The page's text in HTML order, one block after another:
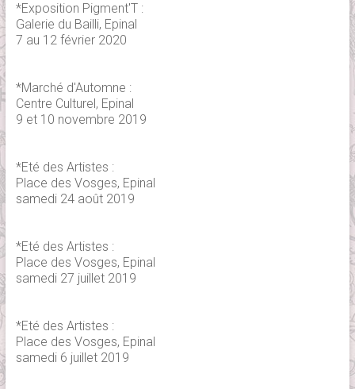
*Exposition Pigment'T :
Galerie du Bailli, Epinal
7 au 12 février 2020
*Marché d'Automne :
Centre Culturel, Epinal
9 et 10 novembre 2019
*Eté des Artistes :
Place des Vosges, Epinal
samedi 24 août 2019
*Eté des Artistes :
Place des Vosges, Epinal
samedi 27 juillet 2019
*Eté des Artistes :
Place des Vosges, Epinal
samedi 6 juillet 2019